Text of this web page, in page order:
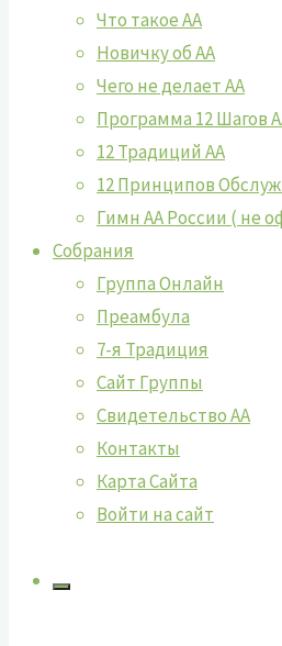
Что такое АА
Новичку об АА
Чего не делает АА
Программа 12 Шагов
12 Традиций АА
12 Принципов
Гимн АА России ( не
Собрания
Группа Онлайн
Преамбула
7-я Традиция
Сайт Группы
Свидетельство АА
Контакты
Карта Сайта
Войти на сайт